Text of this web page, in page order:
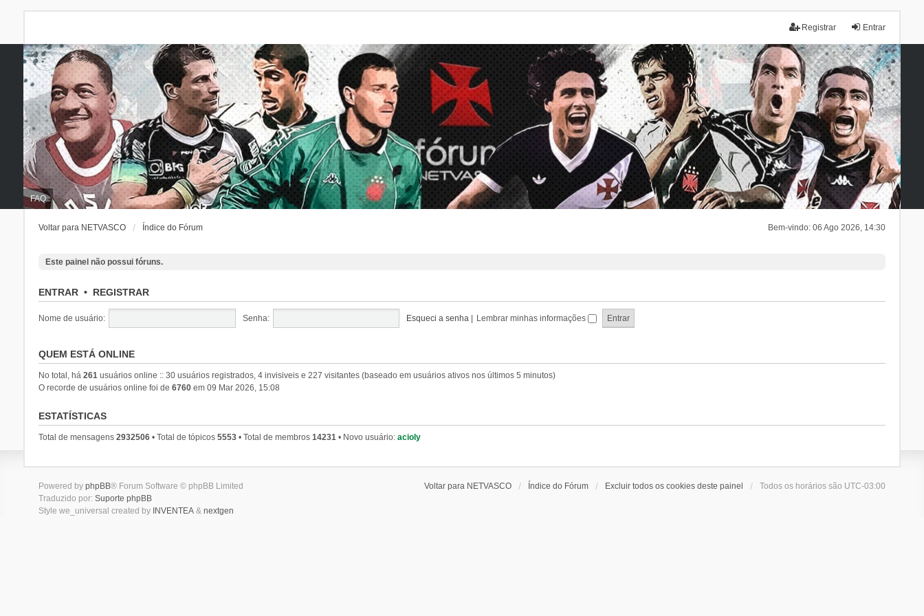
Entrar
Registrar
FAQ
Bem-vindo: 06 Ago 2026, 14:30
Voltar para NETVASCO Índice do Fórum
Este painel não possui fóruns.
ENTRAR• REGISTRAR
Nome de usuário: Senha: Esqueci a senha Lembrar minhas informações
QUEM ESTÁ ONLINE
No total, há 261usuários online :: 30 usuários registrados, 4 invisiveis e 227 visitantes (baseado em usuários ativos nos últimos 5 minutos)
O recorde de usuários online foi de 6760em 09 Mar 2026, 15:08
ESTATÍSTICAS
Total de mensagens 2932506• Total de tópicos 5553• Total de membros 14231• Novo usuário: acioly
Voltar para NETVASCO Índice do Fórum Excluir todos os cookies deste painel Todos os horários são UTC-03:00
Powered by phpBB® Forum Software © phpBB Limited
Traduzido por: Suporte phpBB
Style we_universal created by INVENTEA& nextgen